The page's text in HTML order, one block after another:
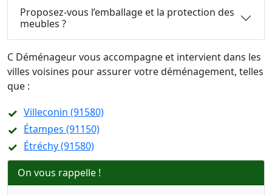
Proposez-vous l’emballage et la protection des
meubles ?
C Déménageur vous accompagne et intervient dans les
villes voisines pour assurer votre déménagement, telles
que :
Villeconin (91580)
Étampes (91150)
Étréchy (91580)
On vous rappelle !